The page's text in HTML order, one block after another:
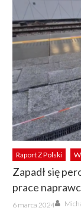
Raport Z Polski
Zapadł się
prace
Posted
on
6 marca 2024